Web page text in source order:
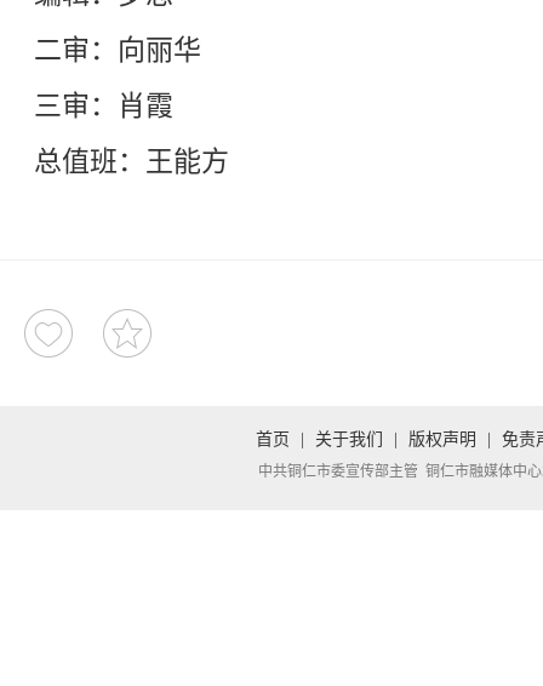
二审：向丽华
三审：肖霞
总值班：王能方
首页 关于我们 版权声明 免责
中共铜仁市委宣传部主管 铜仁市融媒体中心